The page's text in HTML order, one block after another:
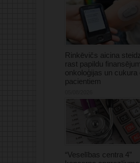
Rinkēvičs aicina
rast papildu
onkoloģijas un cukura
pacientiem
“Veselības centra 4”